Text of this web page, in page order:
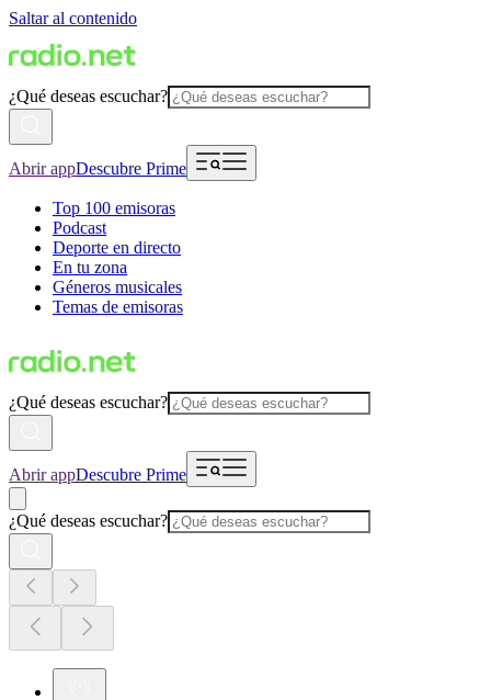
Saltar al contenido
¿Qué deseas escuchar?
Abrir appDescubre Prime
Top 100 emisoras
Podcast
Deporte en directo
En tu zona
Géneros musicales
Temas de emisoras
¿Qué deseas escuchar?
Abrir appDescubre Prime
¿Qué deseas escuchar?